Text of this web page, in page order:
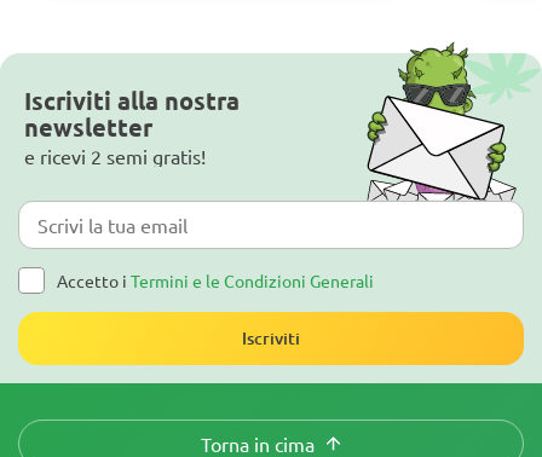
Iscriviti alla nostra
newsletter
e ricevi 2 semi gratis!
Accetto i Termini e le Condizioni Generali
Iscriviti
Torna in cima